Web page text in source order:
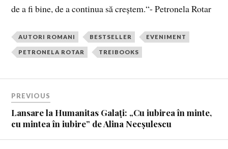
de a fi bine, de a continua să creștem.“- Petronela Rotar
AUTORI ROMANI BESTSELLER EVENIMENT
PETRONELA ROTAR TREIBOOKS
PREVIOUS
Lansare la Humanitas Galați: „Cu iubirea în minte,
cu mintea în iubire” de Alina Necșulescu